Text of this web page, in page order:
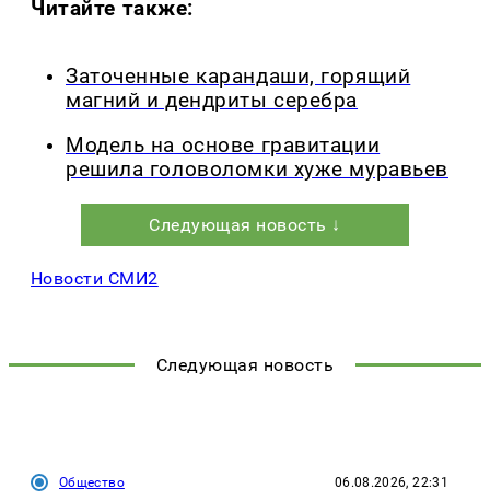
Читайте также:
Заточенные карандаши, горящий
магний и дендриты серебра
Модель на основе гравитации
решила головоломки хуже муравьев
Следующая новость ↓
Новости СМИ2
Следующая новость
Общество 06.08.2026, 22:31